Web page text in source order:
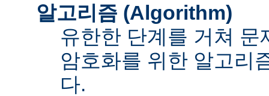
알고리즘 (Algorithm)
유한한 단계를 거쳐
암호화를 위한 알고리
다.